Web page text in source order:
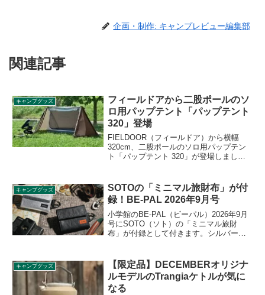
企画・制作: キャンプレビュー編集部
関連記事
キャンプグッズ
フィールドアから二股ポールのソ
ロ用パップテント「パップテント
320」登場
FIELDOOR（フィールドア）から横幅
320cm、二股ポールのソロ用パップテン
ト「パップテント 320」が登場しまし
をレビューします。
キャンプグッズ
SOTOの「ミニマル旅財布」が付
録！BE-PAL 2026年9月号
小学館のBE-PAL（ビーパル）2026年9月
号にSOTO（ソト）の「ミニマル旅財
布」が付録として付きます。シルバーと
ード入れ・小銭入れがあり、カラビナ付
きで日常使いにも、アウトドア使いにも
対応できる仕様です。詳細をレビューし
ます。
キャンプグッズ
【限定品】DECEMBERオリジナ
ルモデルのTrangiaケトルが気に
なる